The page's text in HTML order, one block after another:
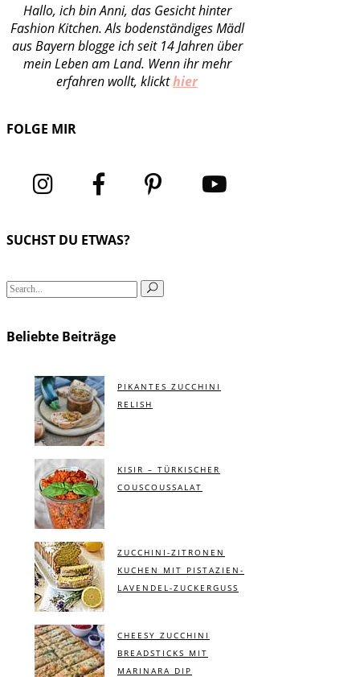
Hallo, ich bin Anni, das Gesicht hinter
Fashion Kitchen. Als bodenständiges Mädl
aus Bayern blogge ich seit 14 Jahren über
mein Leben am Land. Wenn ihr mehr
erfahren wollt, klickthier
FOLGE MIR
SUCHST DU ETWAS?
Search
Beliebte Beiträge
PIKANTES ZUCCHINI
RELISH
KISIR – TÜRKISCHER
COUSCOUSSALAT
ZUCCHINI-ZITRONEN
KUCHEN MIT PISTAZIEN-
LAVENDEL-ZUCKERGUSS
CHEESY ZUCCHINI
BREADSTICKS MIT
MARINARA DIP